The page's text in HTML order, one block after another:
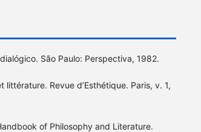
São Paulo: Perspectiva, 1982.
littérature. Revue d’Esthétique. Paris, v. 1,
of Philosophy and Literature.